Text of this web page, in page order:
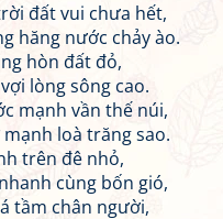
đất vui chưa hết,
hăng nước chảy ào.
hòn đất đỏ,
lòng sông cao.
mạnh vần thế núi,
loà trăng sao.
trên đê nhỏ,
cùng bốn gió,
tầm chân người,